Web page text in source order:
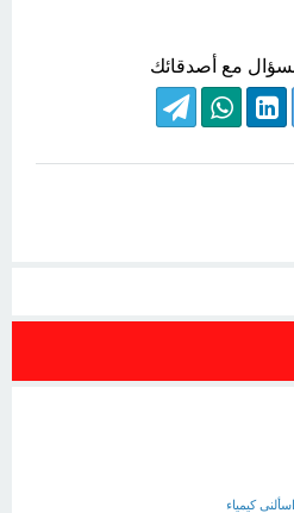
مع أصدقائك
اسألنى كيمياء